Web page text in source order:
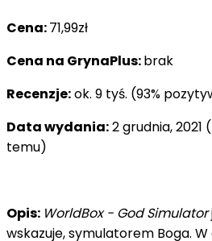
Cena:71,99zł
Cena na GrynaPlus:brak
Recenzje:ok. 9 tyś. (93%
Data wydania:2 grudnia,
temu)
Opis: WorldBox - God Simulator
wskazuje, symulatorem Boga.